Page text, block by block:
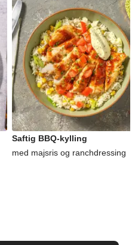
Saftig BBQ-kylling
med majsris og ranchdressing